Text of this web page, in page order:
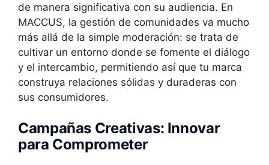
de manera significativa con su audiencia. En
MACCUS, la gestión de comunidades va mucho
más allá de la simple moderación: se trata de
cultivar un entorno donde se fomente el diálogo
y el intercambio, permitiendo así que tu marca
construya relaciones sólidas y duraderas con
sus consumidores.
Campañas Creativas: Innovar
para Comprometer